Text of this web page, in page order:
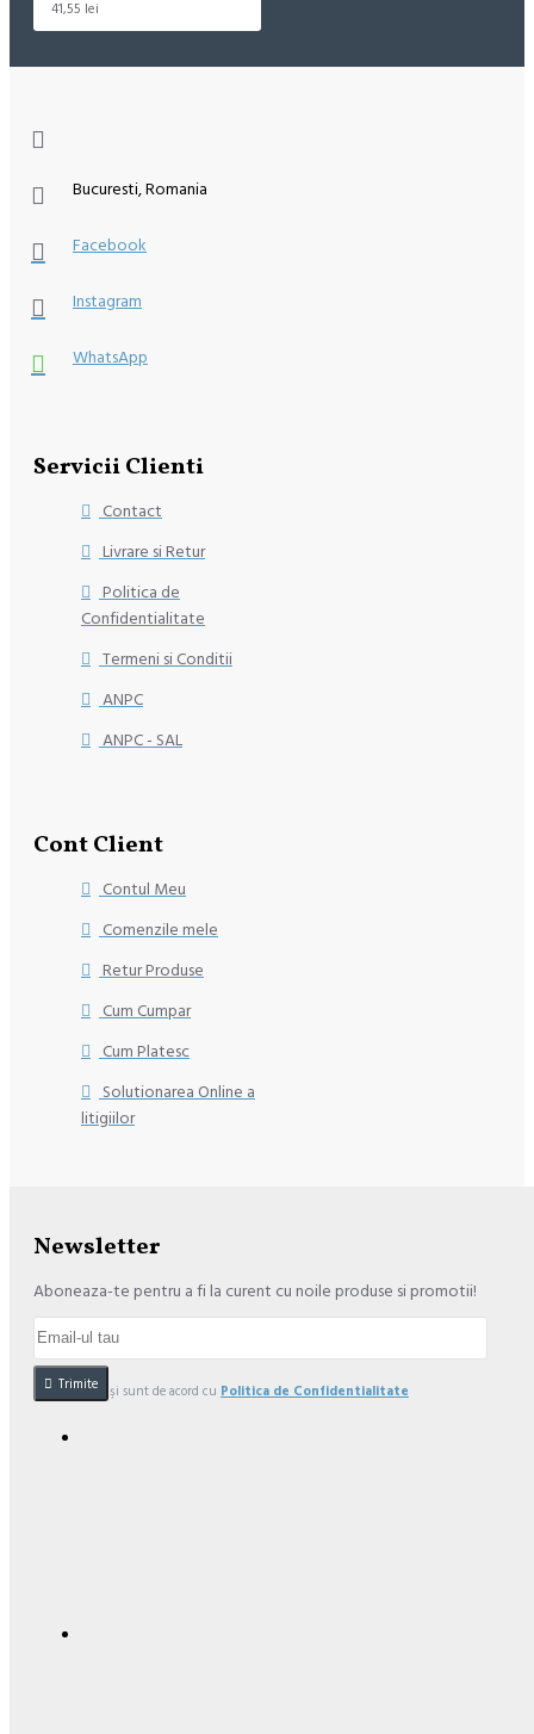
41,55 lei
Bucuresti, Romania
Facebook
Instagram
WhatsApp
Servicii Clienti
Contact
Livrare si Retur
Politica de
Confidentialitate
Termeni si Conditii
ANPC
ANPC - SAL
Cont Client
Contul Meu
Comenzile mele
Retur Produse
Cum Cumpar
Cum Platesc
Solutionarea Online a
litigiilor
Newsletter
Aboneaza-te pentru a fi la curent cu noile produse si promotii!
Trimite
Am citit şi sunt de acord cu Politica de Confidentialitate